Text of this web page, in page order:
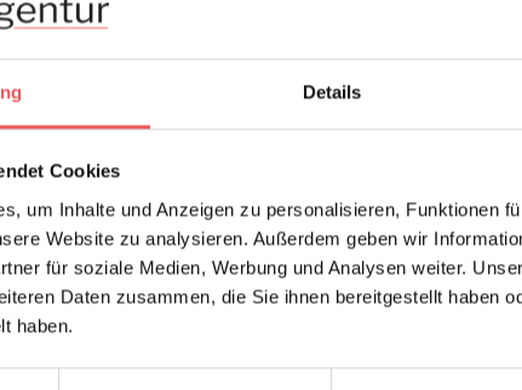
Details
Cookies
um Inhalte und Anzeigen zu personalisieren, Funktionen
Website zu analysieren. Außerdem geben wir
für soziale Medien, Werbung und Analysen weiter.
Daten zusammen, die Sie ihnen bereitgestellt haben
haben.